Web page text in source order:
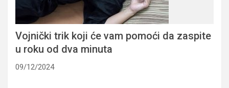
Vojnički trik koji će vam pomoći da zaspite
u roku od dva minuta
09/12/2024